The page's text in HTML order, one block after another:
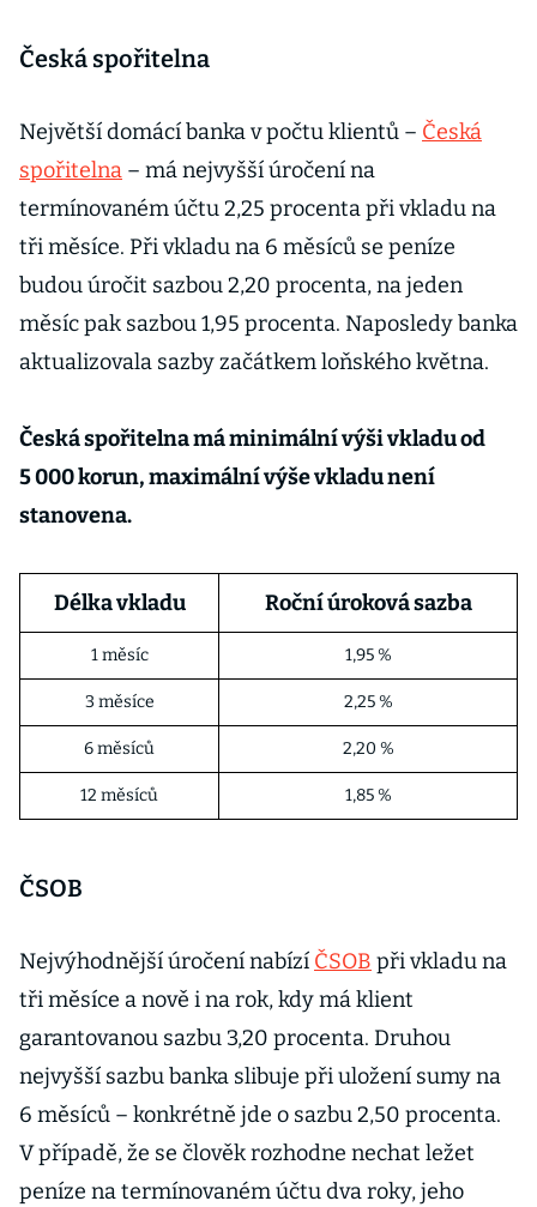
Česká spořitelna
Největší domácí banka v počtu klientů – Česká
spořitelna – má nejvyšší úročení na
termínovaném účtu 2,25 procenta při vkladu na
tři měsíce. Při vkladu na 6 měsíců se peníze
budou úročit sazbou 2,20 procenta, na jeden
měsíc pak sazbou 1,95 procenta. Naposledy banka
aktualizovala sazby začátkem loňského května.
Česká spořitelna má minimální výši vkladu od
5 000 korun, maximální výše vkladu není
stanovena.
Délka vkladu Roční úroková sazba
1 měsíc 1,95 %
3 měsíce 2,25 %
6 měsíců 2,20 %
12 měsíců 1,85 %
ČSOB
Nejvýhodnější úročení nabízí ČSOB při vkladu na
tři měsíce a nově i na rok, kdy má klient
garantovanou sazbu 3,20 procenta. Druhou
nejvyšší sazbu banka slibuje při uložení sumy na
6 měsíců – konkrétně jde o sazbu 2,50 procenta.
V případě, že se člověk rozhodne nechat ležet
peníze na termínovaném účtu dva roky, jeho